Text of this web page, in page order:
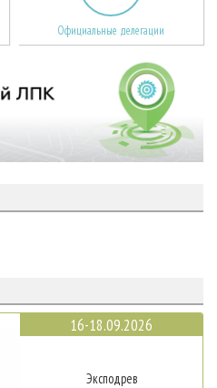
Официальные делегации
16-18.09.2026
Эксподрев